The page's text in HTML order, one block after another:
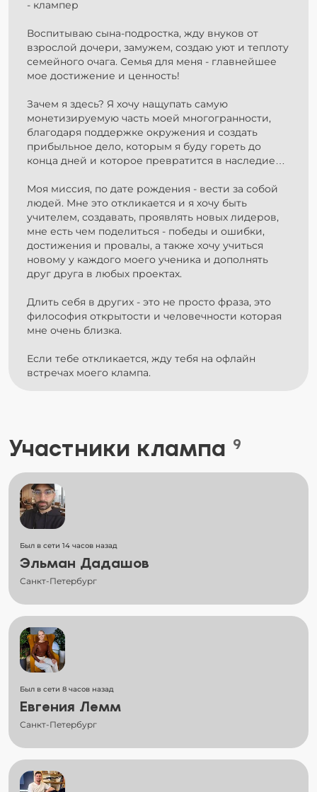
- клампер
Воспитываю сына-подростка, жду внуков от
взрослой дочери, замужем, создаю уют и теплоту
семейного очага. Семья для меня - главнейшее
мое достижение и ценность!
Зачем я здесь? Я хочу нащупать самую
монетизируемую часть моей многогранности,
благодаря поддержке окружения и создать
прибыльное дело, которым я буду гореть до
конца дней и которое превратится в наследие…
Моя миссия, по дате рождения - вести за собой
людей. Мне это откликается и я хочу быть
учителем, создавать, проявлять новых лидеров,
мне есть чем поделиться - победы и ошибки,
достижения и провалы, а также хочу учиться
новому у каждого моего ученика и дополнять
друг друга в любых проектах.
Длить себя в других - это не просто фраза, это
философия открытости и человечности которая
мне очень близка.
Если тебе откликается, жду тебя на офлайн
встречах моего клампа.
Участники клампа 9
Был в сети 14 часов назад
Эльман Дадашов
Санкт-Петербург
Был в сети 8 часов назад
Евгения Лемм
Санкт-Петербург